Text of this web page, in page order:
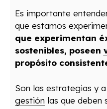
Es importante
que estamos
que experimentan
sostenibles, poseen
propósito
Son las estrategias y
gestión las que deben